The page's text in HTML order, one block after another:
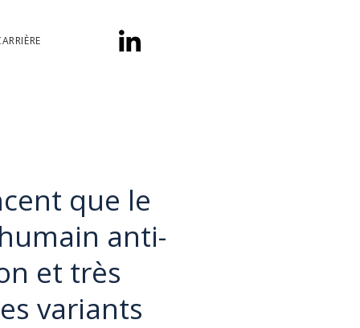
que le
anti-
et très
variants